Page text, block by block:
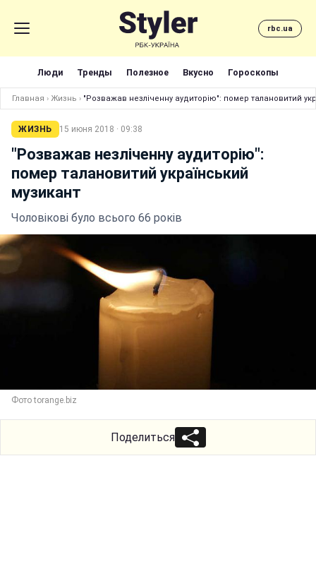
rbc.ua
Люди Тренды Полезное Вкусно Гороскопы
Главная › Жизнь › "Розважав незліченну аудиторію": помер талановитий
ЖИЗНЬ 15 июня 2018 · 09:38
"Розважав незліченну аудиторію":
помер талановитий український
музикант
Чоловікові було всього 66 років
Фото torange.biz
Поделиться